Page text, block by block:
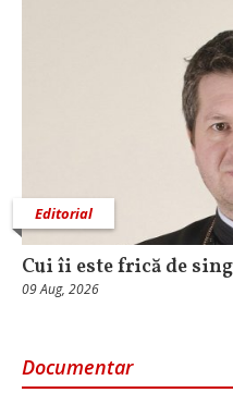
Editorial
Cui îi este frică de
09 Aug, 2026
Documentar